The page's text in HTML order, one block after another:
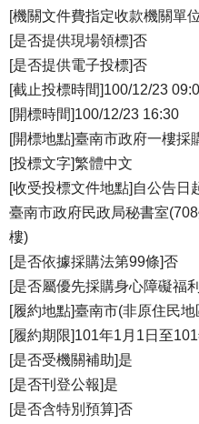
[機關文件費指定收款機關單
[是否提供現場領標]否
[是否提供電子投標]否
[截止投標時間]100/12/23
[開標時間]100/12/23 16:30
[開標地點]臺南市政府一樓採
[投標文字]繁體中文
[收受投標文件地點]自公告日
臺南市政府民政局秘書室
樓)
[是否依據採購法第99條]否
[是否屬優先採購身心障礙福
[履約地點]臺南市(非原住民地
[履約期限]101年1月1日至
[是否受機關補助]是
[是否刊登公報]是
[是否含特別預算]否